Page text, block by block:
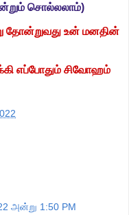
சொல்லலாம்)
தோன்றுவது உன் மனதின்
எப்போதும் சிவோஹம்
அன்று 1:50 PM